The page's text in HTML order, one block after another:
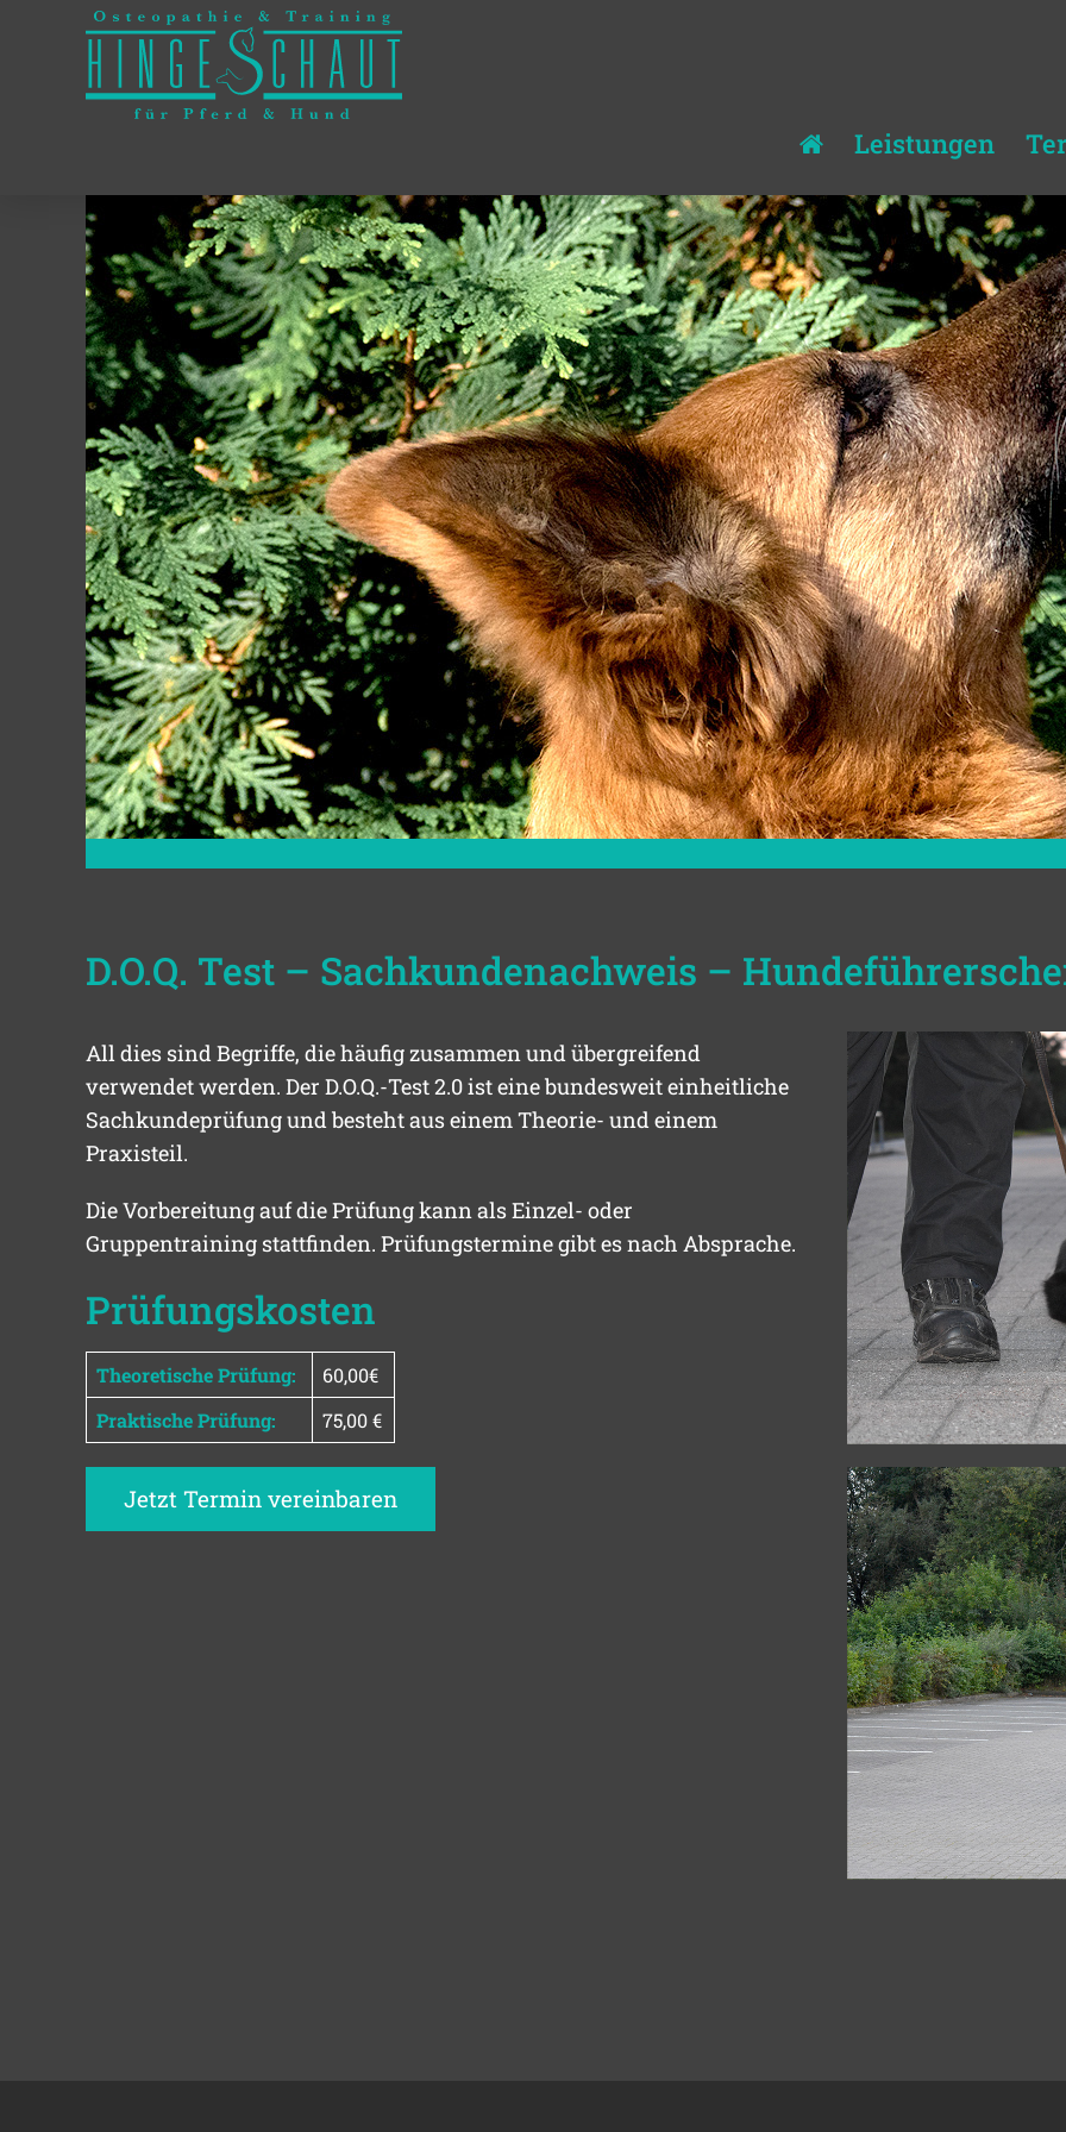
Leistungen
D.O.Q. Test – Sachkundenachweis –
All dies sind Begriffe, die häufig zusammen und übergreifend
verwendet werden. Der D.O.Q.-Test 2.0 ist eine bundesweit einheitliche
Sachkundeprüfung und besteht aus einem Theorie- und einem
Praxisteil.
Die Vorbereitung auf die Prüfung kann als Einzel- oder
Gruppentraining stattfinden. Prüfungstermine gibt es nach Absprache.
Prüfungskosten
Theoretische Prüfung:
60,00€
Praktische Prüfung:
75,00 €
Jetzt Termin vereinbaren